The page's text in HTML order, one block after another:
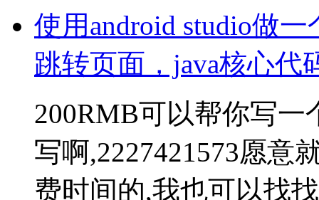
使用android studio做
跳转页面，java核心代
200RMB可以帮你写
写啊,2227421573愿意
费时间的,我也可以找